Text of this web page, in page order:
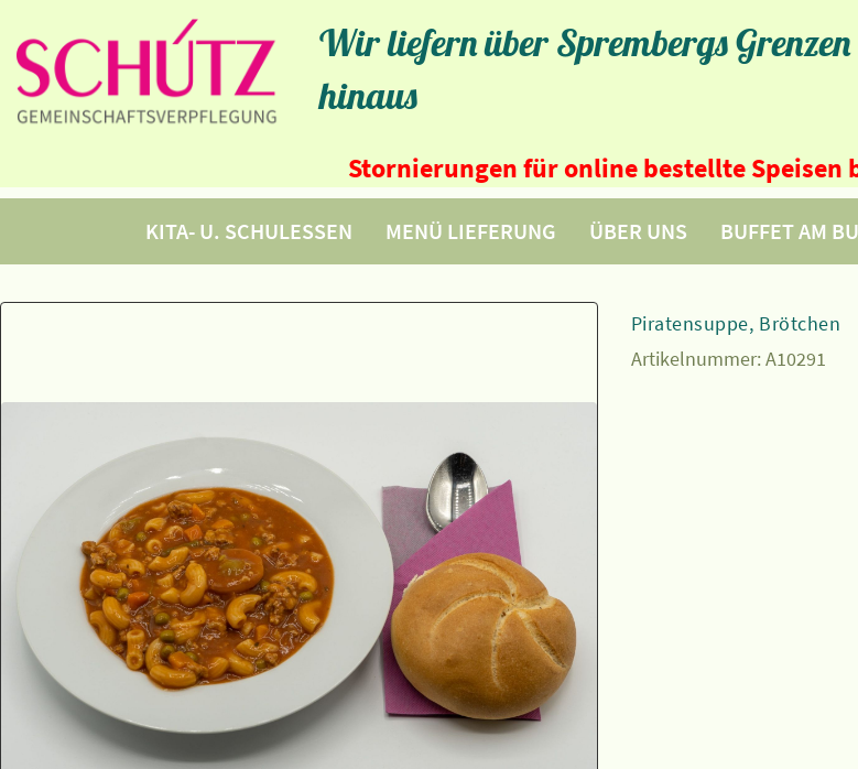
Wir liefern über Sprembergs Grenzen
hinaus
Stornierungen für online bestellte
KITA- U. SCHULESSEN MENÜ LIEFERUNG ÜBER UNS BUFFET AM
Piratensuppe, Brötchen
Artikelnummer: A10291